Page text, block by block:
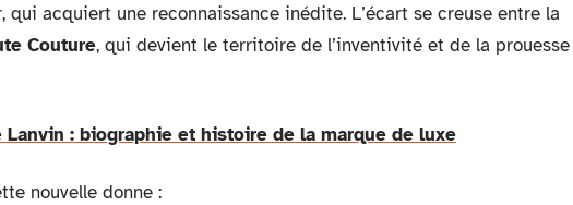
acquiert une reconnaissance inédite. L’écart se creuse entre la
Couture, qui devient le territoire de l’inventivité et de la prouesse
Lanvin : biographie et histoire de la marque de luxe
nouvelle donne :